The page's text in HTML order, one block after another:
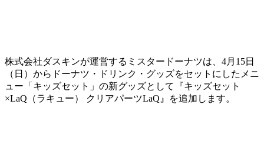
株式会社ダスキンが運営するミスタードーナツは、4月15日
（日）からドーナツ・ドリンク・グッズをセットにしたメニ
ュー「キッズセット」の新グッズとして『キッズセット
×LaQ（ラキュー） クリアパーツLaQ』を追加します。